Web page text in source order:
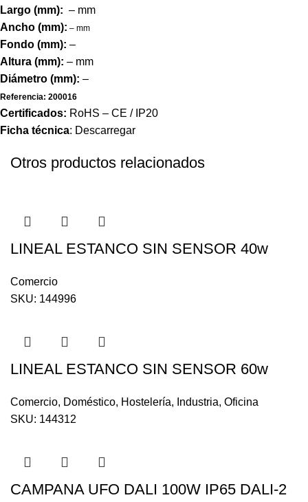
Largo (mm): – mm
Ancho (mm): – mm
Fondo (mm): –
Altura (mm): – mm
Diámetro (mm): –
Referencia: 200016
Certificados: RoHS – CE / IP20
Ficha técnica: Descarregar
Otros productos relacionados
LINEAL ESTANCO SIN SENSOR 40w
Comercio
SKU: 144996
LINEAL ESTANCO SIN SENSOR 60w
Comercio, Doméstico, Hostelería, Industria, Oficina
SKU: 144312
CAMPANA UFO DALI 100W IP65 DALI-2